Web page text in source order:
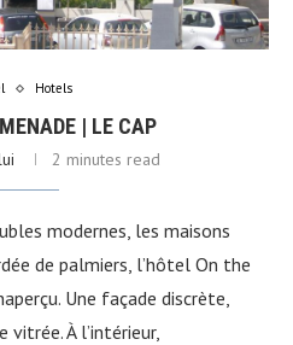
Hotels
| LE CAP
2 minutes read
modernes, les maisons
de palmiers, l’hôtel On the
Une façade discrète,
vitrée. À l’intérieur,